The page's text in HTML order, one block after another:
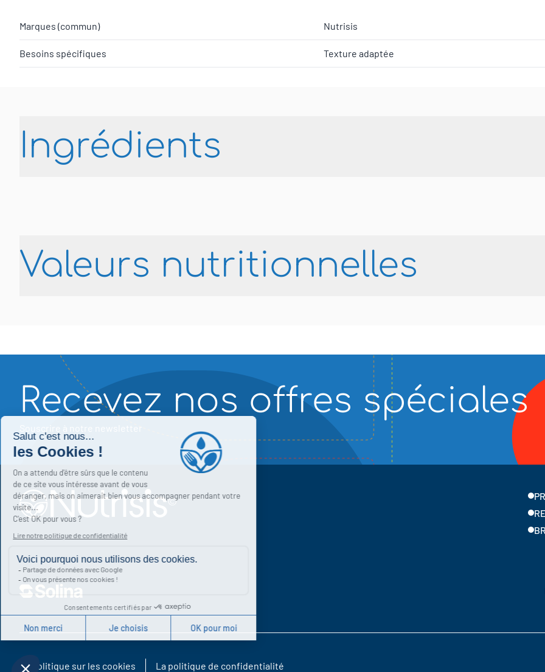
Marques (commun) Nutrisis
Besoins spécifiques Texture adaptée
Ingrédients
Valeurs nutritionnelles
Recevez nos offres spéciales
La politique sur les cookies La politique de confidentialité